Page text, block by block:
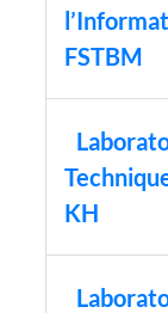
FSTBM
KH